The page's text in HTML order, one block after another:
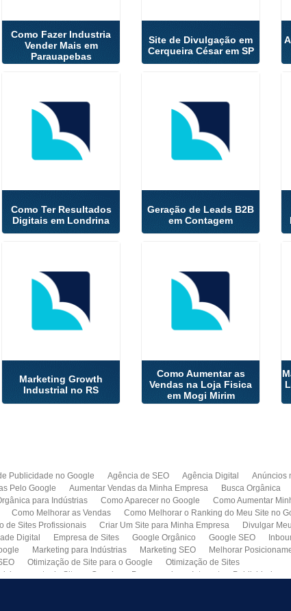
Como Fazer Industria
Vender Mais em
Parauapebas
Site de Divulgação em
Cerqueira César em SP
Como Ter Resultados
Digitais em Londrina
Geração de Leads B2B
em Contagem
Marketing Growth
Industrial no RS
Como Aumentar as
Vendas na Loja Fisica
em Mogi Mirim
Publicidade no Google Agência de SEO Agência Digital
Anúncios
Pelo Google Aumentar Vendas da Minha Empresa
Busca Orgânica
para Indústrias Como Aparecer no Google
Como Aumentar
Como Melhorar as Vendas
Como Melhorar o Ranking do Meu Site no
de Sites Profissionais Criar Um Site para Minha Empresa
Divulgar
Digital Empresa de Sites Google Orgânico Google SEO
Marketing para Indústrias Marketing SEO
Melhorar
Otimização de Site para o Google
Otimização de Sites
de Site no Google Propaganda na Internet
Publicidade no